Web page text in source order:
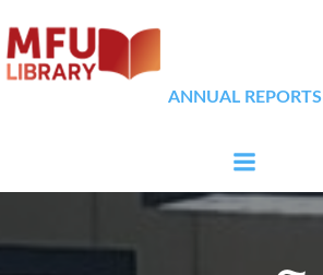
ANNUAL REPORTS